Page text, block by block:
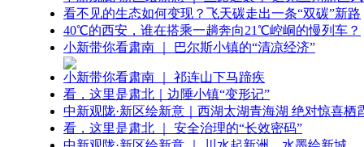
看不见的生态如何变现？飞天碳走出一条“双碳”新路
40℃的西安，谁在搭乘一趟奔向21℃崆峒的慢列车？
小新带你看肃南 ｜ 巴尔斯小镇的“清凉经济”
小新带你看肃南 ｜ 祁连山下马蹄疾
看，这里是肃北｜边陲小镇“变形记”
中新观陇·新区绘新意｜西湖太湖青海湖 绝对惊喜栖
看，这里是肃北 ｜ 安全治理的“长效密码”